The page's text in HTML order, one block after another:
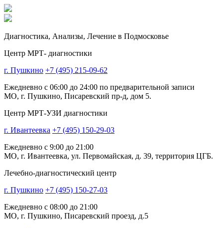
Диагностика, Анализы, Лечение в Подмосковье
Центр МРТ- диагностики
г. Пушкино +7 (495) 215-09-62
Ежедневно с 06:00 до 24:00 по предварительной записи
МО, г. Пушкино, Писаревский пр-д, дом 5.
Центр МРТ-УЗИ диагностики
г. Ивантеевка +7 (495) 150-29-03
Ежедневно с 9:00 до 21:00
МО, г. Ивантеевка, ул. Первомайская, д. 39, территория ЦГБ.
Лечебно-диагностический центр
г. Пушкино +7 (495) 150-27-03
Ежедневно с 08:00 до 21:00
МО, г. Пушкино, Писаревский проезд, д.5